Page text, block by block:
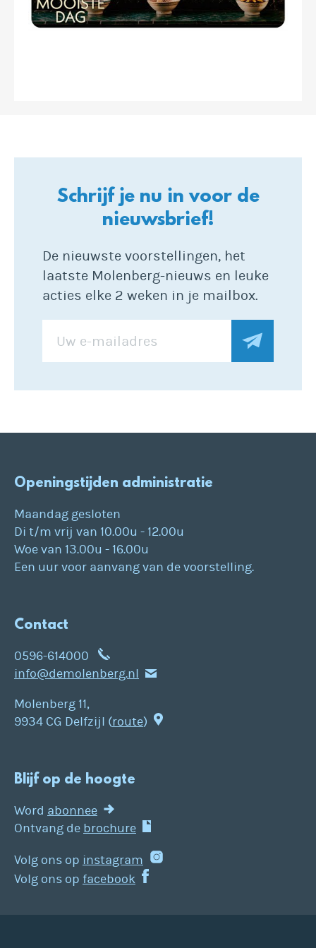
Schrijf je nu in voor de
nieuwsbrief!
De nieuwste voorstellingen, het
laatste Molenberg-nieuws en leuke
acties elke 2 weken in je mailbox.
Openingstijden administratie
Maandag gesloten
Di t/m vrij van 10.00u - 12.00u
Woe van 13.00u - 16.00u
Een uur voor aanvang van de voorstelling.
Contact
0596-614000
info@demolenberg.nl
Molenberg 11,
9934 CG Delfzijl (route)
Blijf op de hoogte
Word abonnee
Ontvang de brochure
Volg ons op instagram
Volg ons op facebook